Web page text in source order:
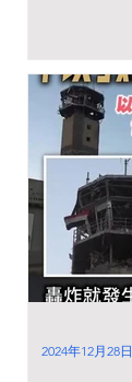
2024年12月28日